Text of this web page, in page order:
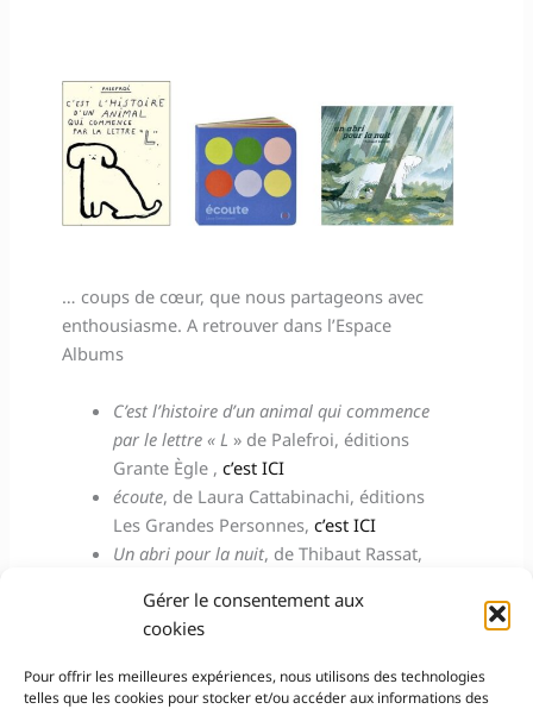
Gérer le consentement aux
cookies
Pour offrir les meilleures expériences, nous utilisons des technologies
telles que les cookies pour stocker et/ou accéder aux informations des
… coups de cœur, que nous partageons avec
enthousiasme. A retrouver dans l’Espace
Albums
C’est l’histoire d’un animal qui commence
par le lettre « L » de Palefroi, éditions
Grante Ègle ,c’est ICI
écoute, de Laura Cattabinachi, éditions
Les Grandes Personnes,c’est ICI
Un abri pour la nuit, de Thibaut Rassat,
← Partenariat précédent Partenariat suivant